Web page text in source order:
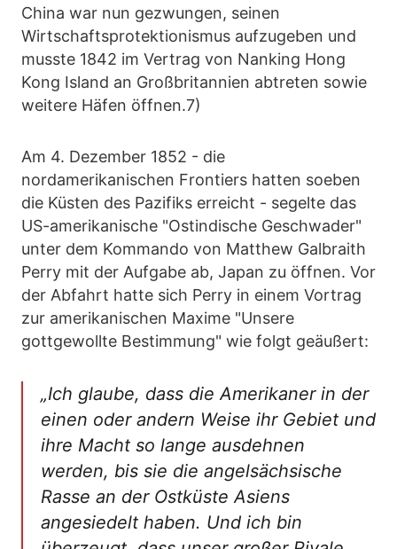
China war nun gezwungen, seinen
Wirtschaftsprotektionismus aufzugeben und
musste 1842 im Vertrag von Nanking Hong
Kong Island an Großbritannien abtreten sowie
weitere Häfen öffnen.7)
Am 4. Dezember 1852 - die
nordamerikanischen Frontiers hatten soeben
die Küsten des Pazifiks erreicht - segelte das
US-amerikanische "Ostindische Geschwader"
unter dem Kommando von Matthew Galbraith
Perry mit der Aufgabe ab, Japan zu öffnen. Vor
der Abfahrt hatte sich Perry in einem Vortrag
zur amerikanischen Maxime "Unsere
gottgewollte Bestimmung" wie folgt geäußert:
„Ich glaube, dass die Amerikaner in der
einen oder andern Weise ihr Gebiet und
ihre Macht so lange ausdehnen
werden, bis sie die angelsächsische
Rasse an der Ostküste Asiens
angesiedelt haben. Und ich bin